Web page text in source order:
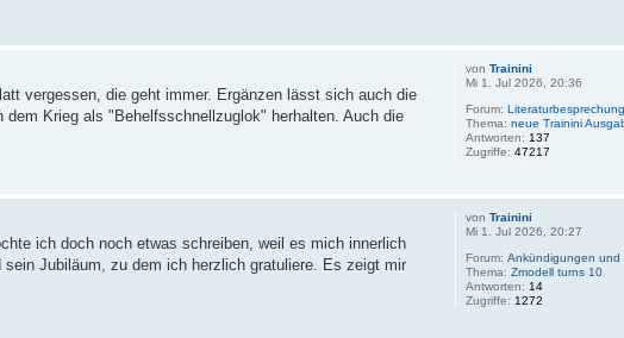
vonTrainini
Mi 1. Jul 2026, 20:36
Forum:
Thema:neue Trainini
Antworten: 137
Zugriffe:47217
vergessen, die geht immer. Ergänzen lässt sich auch die
Krieg als "Behelfsschnellzuglok" herhalten. Auch die
vonTrainini
Mi 1. Jul 2026, 20:27
Forum:Ankündigungen und
Thema:Zmodell turns 10
Antworten: 14
Zugriffe: 1272
ich doch noch etwas schreiben, weil es mich innerlich
Jubiläum, zu dem ich herzlich gratuliere. Es zeigt mir